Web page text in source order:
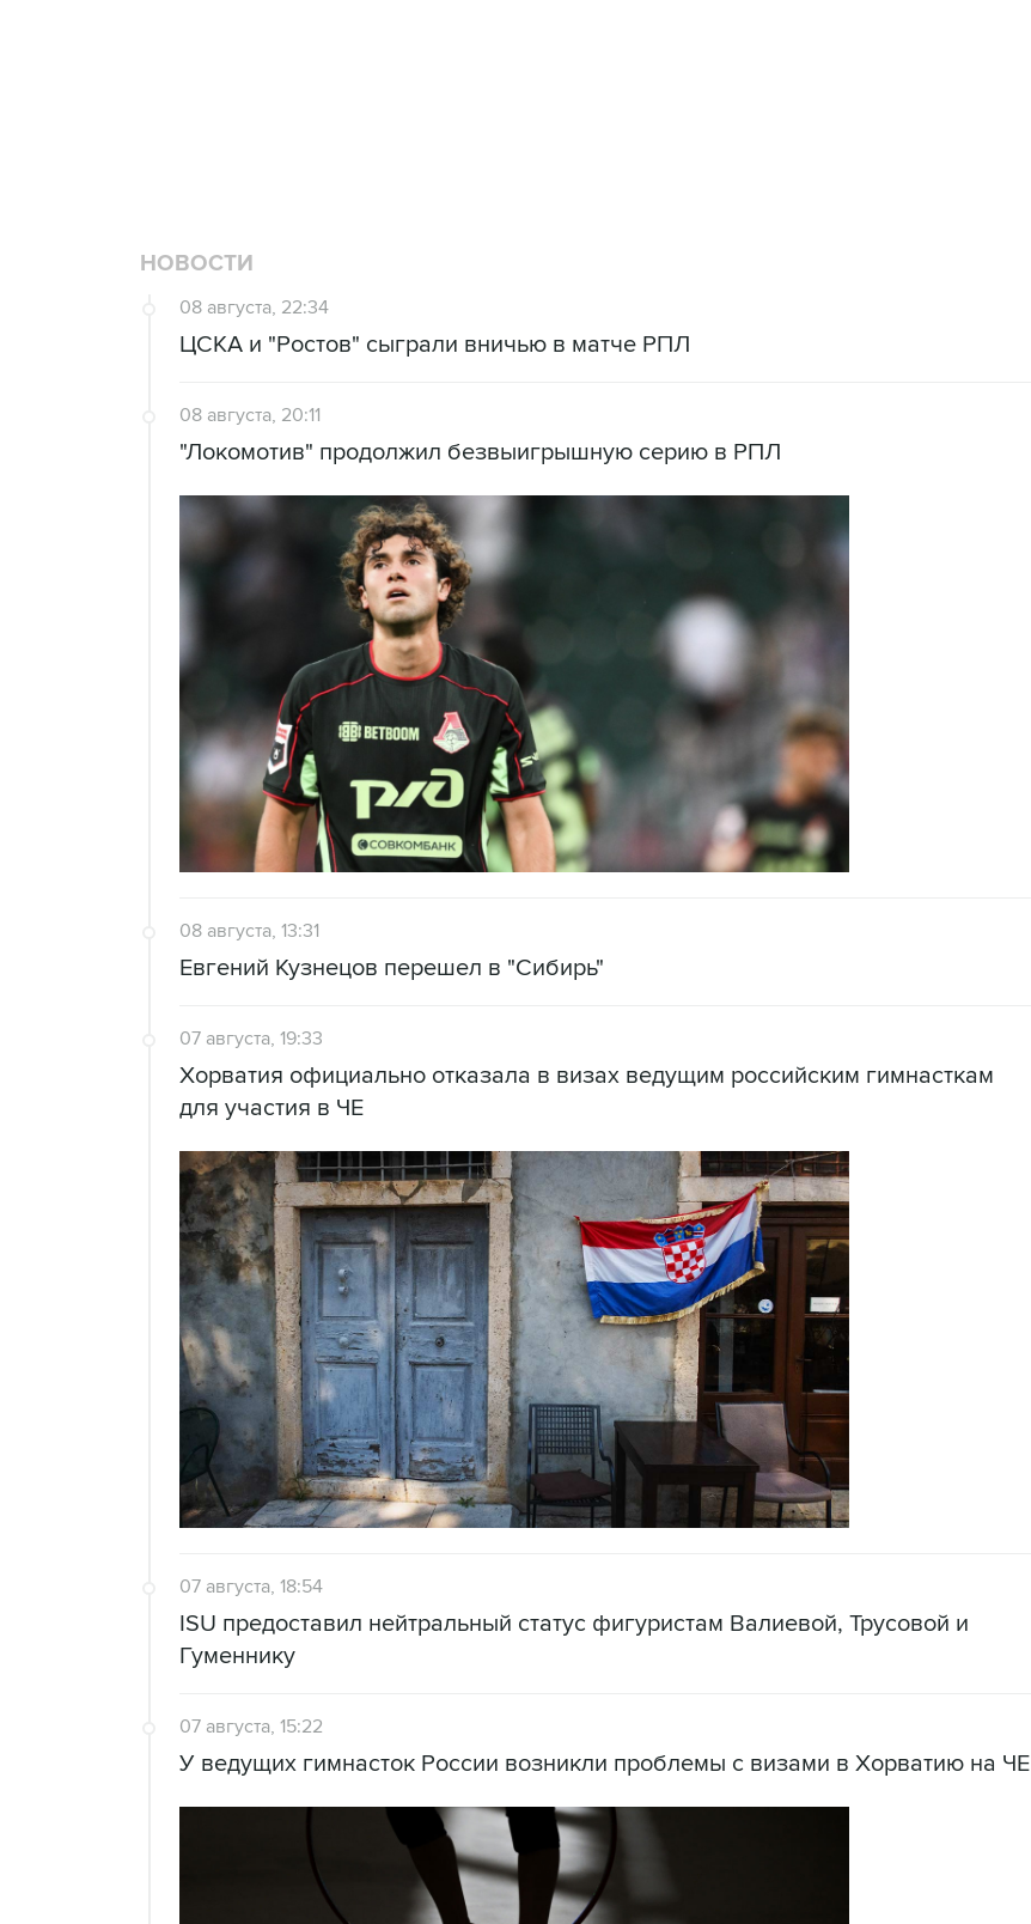
НОВОСТИ
08 августа, 22:34
ЦСКА и "Ростов" сыграли вничью в матче РПЛ
08 августа, 20:11
"Локомотив" продолжил безвыигрышную серию в РПЛ
08 августа, 13:31
Евгений Кузнецов перешел в "Сибирь"
07 августа, 19:33
Хорватия официально отказала в визах ведущим российским гимнасткам
для участия в ЧЕ
07 августа, 18:54
ISU предоставил нейтральный статус фигуристам Валиевой, Трусовой и
Гуменнику
07 августа, 15:22
У ведущих гимнасток России возникли проблемы с визами в Хорватию на ЧЕ